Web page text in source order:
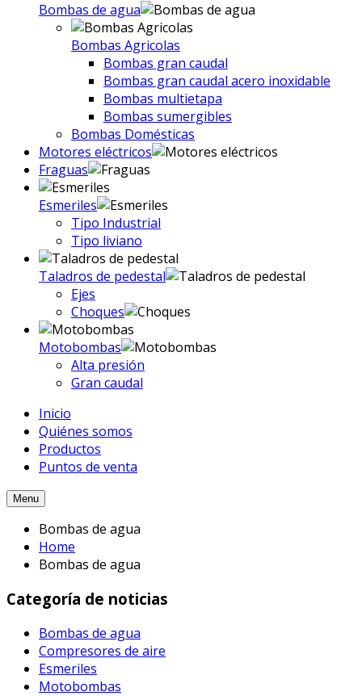
Bombas de agua
Bombas Agricolas
Bombas gran caudal
Bombas gran caudal acero inoxidable
Bombas multietapa
Bombas sumergibles
Bombas Domésticas
Motores eléctricos
Fraguas
Esmeriles
Tipo Industrial
Tipo liviano
Taladros de pedestal
Ejes
Choques
Motobombas
Alta presión
Gran caudal
Inicio
Quiénes somos
Productos
Puntos de venta
Menu
Bombas de agua
Home
Bombas de agua
Categoría de noticias
Bombas de agua
Compresores de aire
Esmeriles
Motobombas